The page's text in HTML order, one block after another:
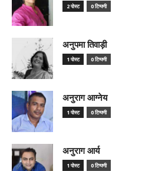
2 पोस्ट 0 टिप्पणी
अनुपमा तिवाड़ी
1 पोस्ट 0 टिप्पणी
अनुराग आग्नेय
1 पोस्ट 0 टिप्पणी
अनुराग आर्य
1 पोस्ट 0 टिप्पणी